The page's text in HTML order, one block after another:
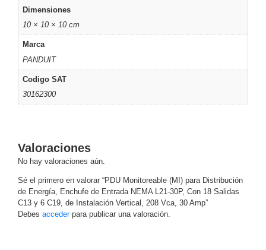
AlcanceUPS
- No Break
Kits-
Sistemas
Completos
Megapixel
Canales
Monitores
Pantallas
y
Mobiliario
AccesoriosMobiliario
de
Dimensiones
10 × 10 × 10 cm
Marca
PANDUIT
Codigo SAT
30162300
Valoraciones
No hay valoraciones aún.
Sé el primero en valorar “PDU Monitoreable (MI) para Distribución
de Energía, Enchufe de Entrada NEMA L21-30P, Con 18 Salidas
C13 y 6 C19, de Instalación Vertical, 208 Vca, 30 Amp”
Debes accederpara publicar una valoración.